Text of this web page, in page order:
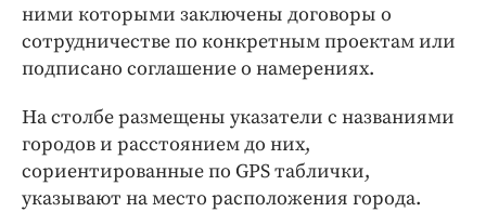
ними которыми заключены договоры о
сотрудничестве по конкретным проектам или
подписано соглашение о намерениях.
На столбе размещены указатели с названиями
городов и расстоянием до них,
сориентированные по GPS таблички,
указывают на место расположения города.